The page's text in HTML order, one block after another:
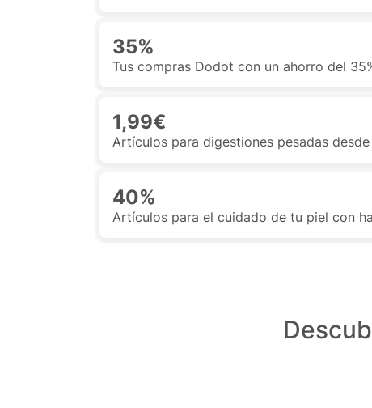
35%
Tus compras Dodot con un ahorro del
1,99€
Artículos para digestiones pesadas
40%
Artículos para el cuidado de tu piel con